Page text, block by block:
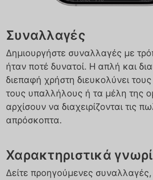
Συναλλαγές
Δημιουργήστε συναλλαγές με
ήταν ποτέ δυνατοί. Η απλή και
διεπαφή χρήστη διευκολύνει
τους υπαλλήλους ή τα μέλη της
αρχίσουν να διαχειρίζονται τις
απρόσκοπτα.
Χαρακτηριστικά
Δείτε προηγούμενες συναλλαγές,